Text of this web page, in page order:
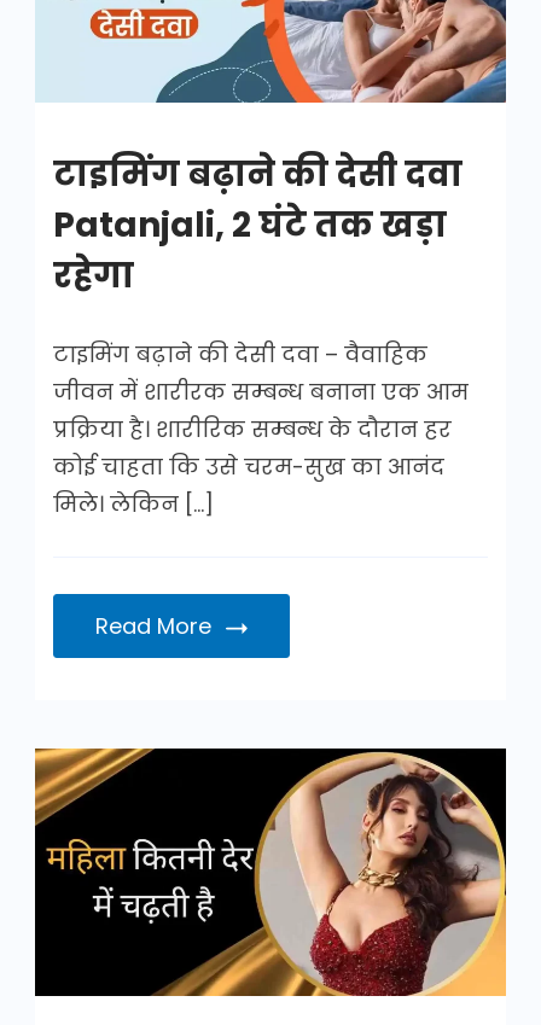
टाइमिंग बढ़ाने की देसी दवा
Patanjali, 2 घंटे तक खड़ा
रहेगा
टाइमिंग बढ़ाने की देसी दवा – वैवाहिक
जीवन में शारीरक सम्बन्ध बनाना एक आम
प्रक्रिया है। शारीरिक सम्बन्ध के दौरान हर
कोई चाहता कि उसे चरम-सुख का आनंद
मिले। लेकिन […]
Read More
महिला
कितनी
देर